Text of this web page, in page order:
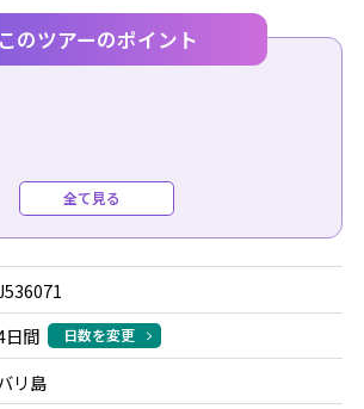
このツアーのポイント
特典＞
チャーターご利用時に限り、ご案内可能
の中からいずれか1つ
は、ツアーご予約時にお申し付けくだ
のご予約
全て見る
日間 日数を変更
リ島